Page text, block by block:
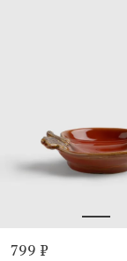
799 ₽